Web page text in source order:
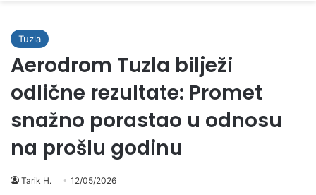
Tuzla
Aerodrom Tuzla bilježi
odlične rezultate: Promet
snažno porastao u odnosu
na prošlu godinu
Tarik H. 12/05/2026